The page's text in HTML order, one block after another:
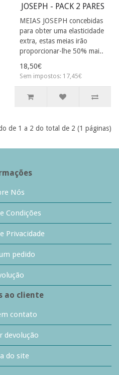
JOSEPH - PACK 2 PARES
MEIAS JOSEPH concebidas
para obter uma elasticidade
extra, estas meias irão
proporcionar-lhe 50% mai..
18,50€
Sem impostos: 17,45€
de 1 a 2 do total de 2 (1 páginas)
Nós
Condições
Privacidade
pedido
ao cliente
contato
devolução
do site